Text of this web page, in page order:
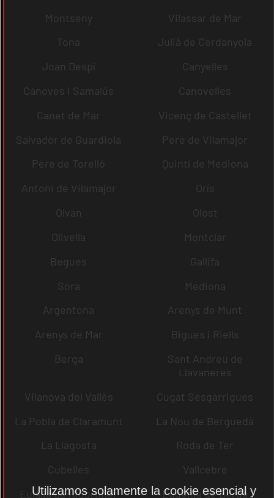
Montseny
Vilassar de Mar
Tona
Julià de Cerdanyola
Joan Despí
Canyelles
Cànoves i Samalús
Canovelles
Canet de Mar
Vicenç de Castellet
Salvador de Guardiola
Pere de Vilamajor
Pere de Torelló
Quintí de Mediona
Antoni de Vilamajor
Orís
Olvan
Olost
Olivella
Montclar
Begues
Gallifa
Sora
Mediona
Argentona
Arenys de Munt
Arenys de Mar
Bigues i Riells
Berga
Sant Andreu de
Llavaneres
Vilanova del Vallès
Cugat Sesgarrigues
La Pobla de Claramunt
La Nou de Berguedà
La Llagosta
Roda de Ter
Cubelles
Vallcebre
Eulàlia de Riuprimer
Eugènia de Berga
Utilizamos solamente la cookie esencial y